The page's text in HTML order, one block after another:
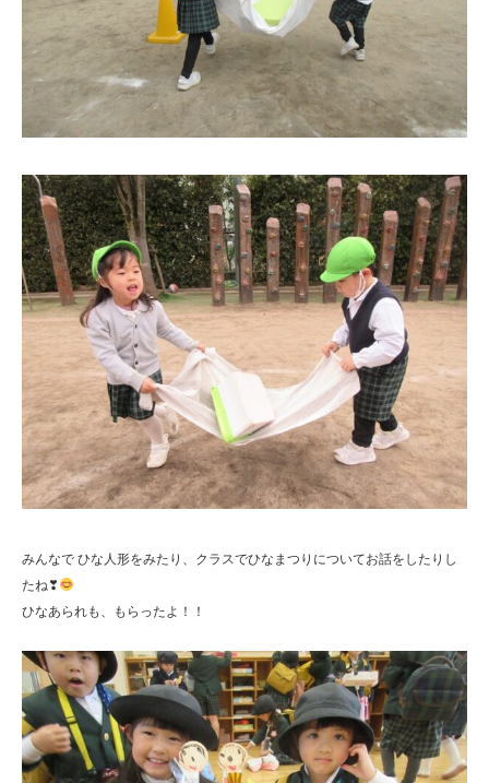
みんなで ひな人形をみたり、クラスでひなまつりについてお話をしたりし
たね❣
ひなあられも、もらったよ！！